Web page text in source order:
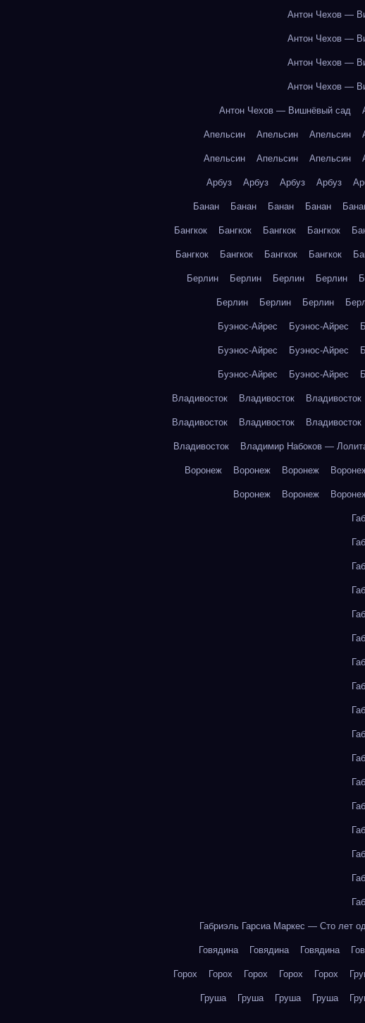
Антон Чехов —
Антон Чехов —
Антон Чехов —
Антон Чехов —
Антон Чехов — Вишнёвый сад
Апельсин Апельсин Апельсин
Апельсин Апельсин Апельсин
Арбуз Арбуз Арбуз Арбуз
Банан Банан Банан Банан
Бангкок Бангкок Бангкок Бангкок
Бангкок Бангкок Бангкок Бангкок
Берлин Берлин Берлин Берлин
Берлин Берлин Берлин
Буэнос-Айрес Буэнос-Айрес
Буэнос-Айрес Буэнос-Айрес
Буэнос-Айрес Буэнос-Айрес
Владивосток Владивосток Владивосток
Владивосток Владивосток Владивосток
Владивосток Владимир Набоков —
Воронеж Воронеж Воронеж
Воронеж Воронеж
Габриэль Гарсиа Маркес — Сто лет
Говядина Говядина Говядина
Горох Горох Горох Горох Горох
Груша Груша Груша Груша